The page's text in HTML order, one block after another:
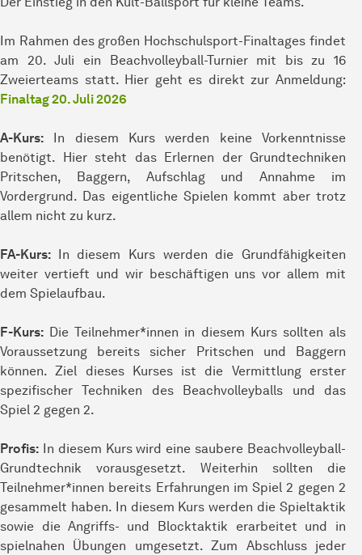
Im Rahmen des großen Hochschulsport-Finaltages findet
am 20. Juli ein Beachvolleyball-Turnier mit bis zu 16
Zweierteams statt. Hier geht es direkt zur Anmeldung:
Finaltag 20. Juli 2026
A-Kurs: In diesem Kurs werden keine Vorkenntnisse
benötigt. Hier steht das Erlernen der Grundtechniken
Pritschen, Baggern, Aufschlag und Annahme im
Vordergrund. Das eigentliche Spielen kommt aber trotz
allem nicht zu kurz.
FA-Kurs: In diesem Kurs werden die Grundfähigkeiten
weiter vertieft und wir beschäftigen uns vor allem mit
dem Spielaufbau.
F-Kurs: Die Teilnehmer*innen in diesem Kurs sollten als
Voraussetzung bereits sicher Pritschen und Baggern
können. Ziel dieses Kurses ist die Vermittlung erster
spezifischer Techniken des Beachvolleyballs und das
Spiel 2 gegen 2.
Profis: In diesem Kurs wird eine saubere Beachvolleyball-
Grundtechnik vorausgesetzt. Weiterhin sollten die
Teilnehmer*innen bereits Erfahrungen im Spiel 2 gegen 2
gesammelt haben. In diesem Kurs werden die Spieltaktik
sowie die Angriffs- und Blocktaktik erarbeitet und in
spielnahen Übungen umgesetzt. Zum Abschluss jeder